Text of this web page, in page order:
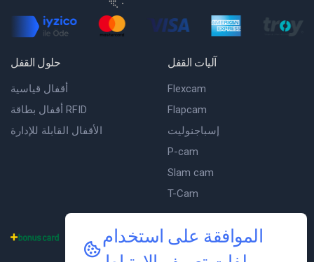
الموافقة على استخدام
حلول القفل
أقفال قياسية
أقفال بطاقة RFID
الأقفال القابلة للإدارة
آليات القفل
Flexcam
Flapcam
إسباجنوليت
P-cam
Slam cam
T-Cam